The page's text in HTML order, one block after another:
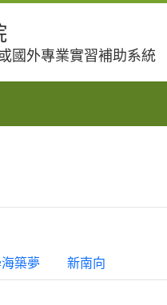
國外專業實習補助系統
築夢 新南向